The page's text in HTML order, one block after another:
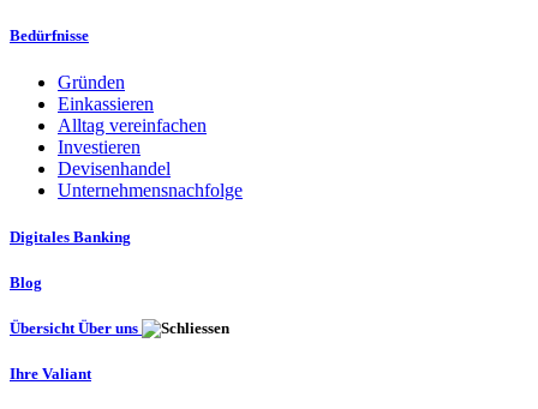
Bedürfnisse
Gründen
Einkassieren
Alltag vereinfachen
Investieren
Devisenhandel
Unternehmensnachfolge
Digitales Banking
Blog
Übersicht Über uns
Ihre Valiant